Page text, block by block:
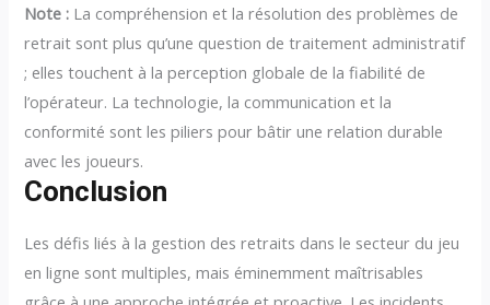
Note : La compréhension et la résolution des problèmes de
retrait sont plus qu’une question de traitement administratif
; elles touchent à la perception globale de la fiabilité de
l’opérateur. La technologie, la communication et la
conformité sont les piliers pour bâtir une relation durable
avec les joueurs.
Conclusion
Les défis liés à la gestion des retraits dans le secteur du jeu
en ligne sont multiples, mais éminemment maîtrisables